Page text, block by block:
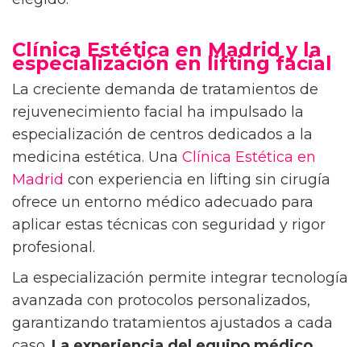
Clínica Estética en Madrid y la
especialización en lifting facial
La creciente demanda de tratamientos de
rejuvenecimiento facial ha impulsado la
especialización de centros dedicados a la
medicina estética. Una Clínica Estética en
Madrid con experiencia en lifting sin cirugía
ofrece un entorno médico adecuado para
aplicar estas técnicas con seguridad y rigor
profesional.
La especialización permite integrar tecnología
avanzada con protocolos personalizados,
garantizando tratamientos ajustados a cada